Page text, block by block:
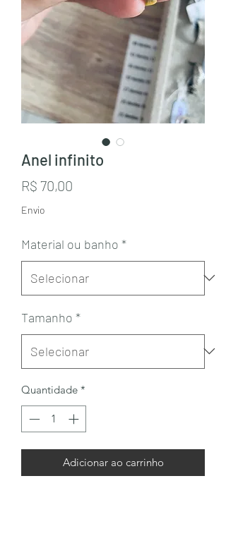
Anel infinito
R$ 70,00
Envio
Material ou banho *
Tamanho *
Quantidade *
Adicionar ao carrinho